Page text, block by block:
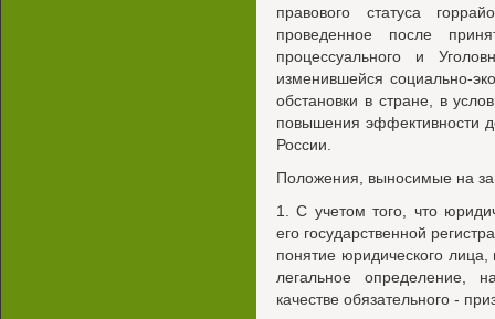
правового статуса
проведенное после
процессуального и
изменившейся социально-
обстановки в стране, в
повышения эффективности
России.
Положения, выносимые на
1. С учетом того, что
его государственной
понятие юридического
легальное определение,
качестве обязательного -